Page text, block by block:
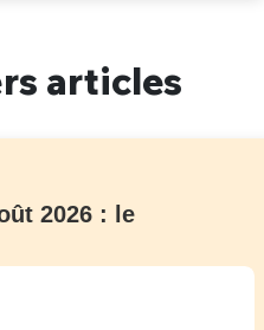
articles
2026 : le